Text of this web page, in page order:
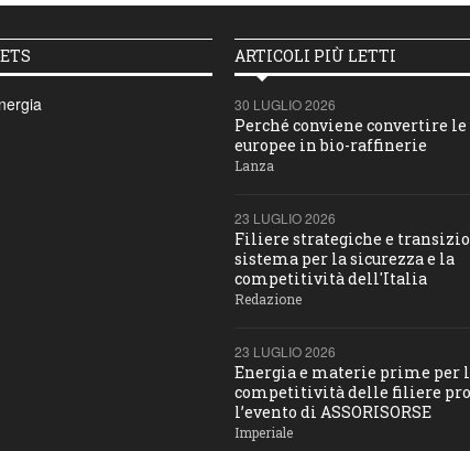
ARTICOLI PIÙ LETTI
30 LUGLIO 2026
Perché conviene convertire
europee in bio-raffinerie
Lanza
23 LUGLIO 2026
Filiere strategiche e
sistema per la sicurezza e la
competitività dell'Italia
Redazione
23 LUGLIO 2026
Energia e materie prime per
competitività delle filiere
l’evento di ASSORISORSE
Imperiale